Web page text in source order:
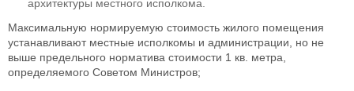
архитектуры местного исполкома.
Максимальную нормируемую стоимость жилого помещения
устанавливают местные исполкомы и администрации, но не
выше предельного норматива стоимости 1 кв. метра,
определяемого Советом Министров;